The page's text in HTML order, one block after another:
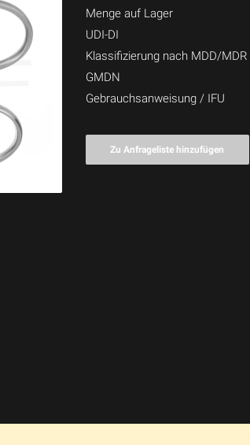
Menge auf Lager
UDI-DI
Klassifizierung nach MDD/MDR
GMDN
Gebrauchsanweisung / IFU
Zu Anfrageliste hinzufügen